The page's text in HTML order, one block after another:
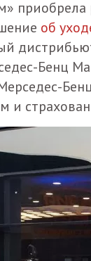
приобрела
об
Бенц
и